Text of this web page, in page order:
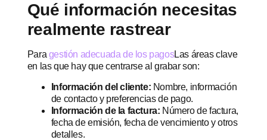
Qué información necesitas
realmente rastrear
Paragestión adecuada de los pagosLas áreas clave
en las que hay que centrarse al grabar son:
Información del cliente: Nombre, información
de contacto y preferencias de pago.
Información de la factura: Número de factura,
fecha de emisión, fecha de vencimiento y otros
detalles.